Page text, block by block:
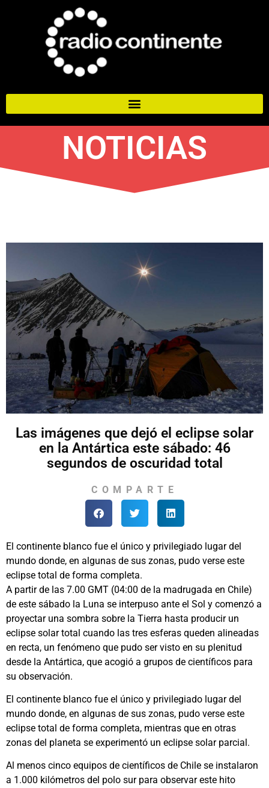
NOTICIAS
Las imágenes que dejó el eclipse solar
en la Antártica este sábado: 46
segundos de oscuridad total
COMPARTE
El continente blanco fue el único y privilegiado lugar del
mundo donde, en algunas de sus zonas, pudo verse este
eclipse total de forma completa.
A partir de las 7.00 GMT (04:00 de la madrugada en Chile)
de este sábado la Luna se interpuso ante el Sol y comenzó a
proyectar una sombra sobre la Tierra hasta producir un
eclipse solar total cuando las tres esferas queden alineadas
en recta, un fenómeno que pudo ser visto en su plenitud
desde la Antártica, que acogió a grupos de científicos para
su observación.
El continente blanco fue el único y privilegiado lugar del
mundo donde, en algunas de sus zonas, pudo verse este
eclipse total de forma completa, mientras que en otras
zonas del planeta se experimentó un eclipse solar parcial.
Al menos cinco equipos de científicos de Chile se instalaron
a 1.000 kilómetros del polo sur para observar este hito